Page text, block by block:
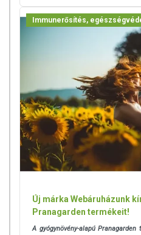
Immunerősítés,
Új márka Webáruházunk
Pranagarden termékeit!
A gyógynövény-alapú